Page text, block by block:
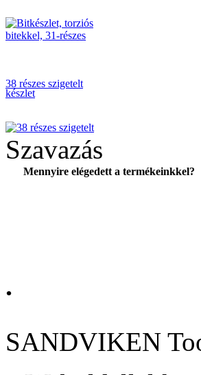
38 részes szigetelt
készlet
BAHCO
Szavazás
Mennyire elégedett a termékeinkkel?
.
SANDVIKEN